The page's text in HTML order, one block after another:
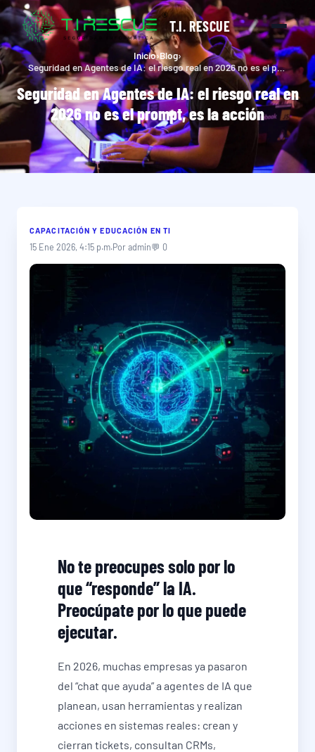
T.I. RESCUE
Inicio›Blog›
Seguridad en Agentes de IA: el riesgo real en 2026 no es el prompt, es la acción
Seguridad en Agentes de IA: el riesgo real en
2026 no es el prompt, es la acción
CAPACITACIÓN Y EDUCACIÓN EN TI
15 Ene 2026, 4:15 p.m.Por admin💬 0
No te preocupes solo por lo
que “responde” la IA.
Preocúpate por lo que puede
ejecutar.
En 2026, muchas empresas ya pasaron
del “chat que ayuda” a agentes de IA que
planean, usan herramientas y realizan
acciones en sistemas reales: crean y
cierran tickets, consultan CRMs,